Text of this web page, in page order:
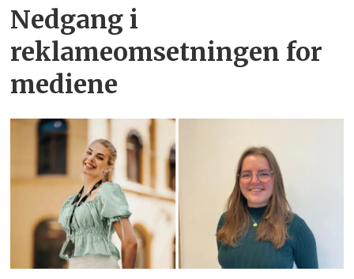
Nedgang i
reklameomsetningen for
mediene